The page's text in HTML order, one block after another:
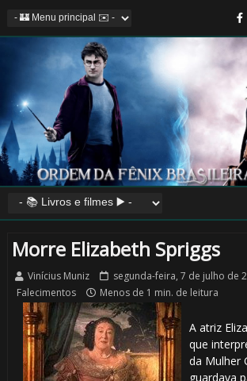
Morre Elizabeth Spriggs
Vinícius Muniz
segunda-feira, 7 de julho de
Falecimentos
Menos de 1 min. de leitura
A atriz
que
da Mulher
guardava